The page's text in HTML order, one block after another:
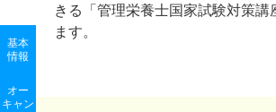
基本
情報
オー
キャン
きる「管理栄養士国家試験対策講
ます。